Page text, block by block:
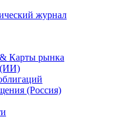
журнал
Карты рынка
(ИИ)
(Россия)